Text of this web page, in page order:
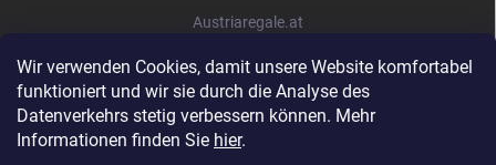
Wir verwenden Cookies, damit unsere Website komfortabel
funktioniert und wir sie durch die Analyse des
Datenverkehrs stetig verbessern können. Mehr
Informationen finden Sie hier.
Austriaregale.at